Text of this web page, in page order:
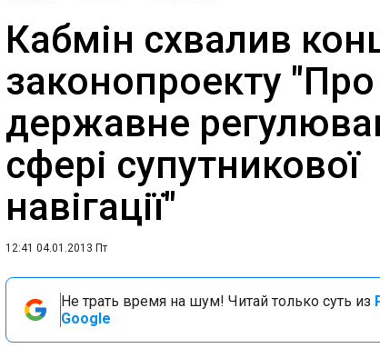
Кабмін схвалив
законопроекту "Про
державне
сфері супутникової
навігації"
12:41 04.01.2013 Пт
Не трать время на шум! Читай только суть из
Google